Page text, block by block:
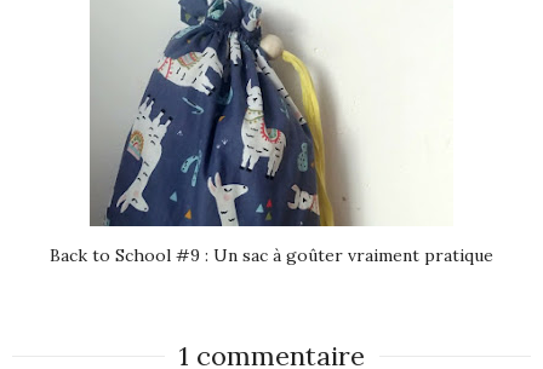
Back to School #9 : Un sac à goûter vraiment pratique
1 commentaire